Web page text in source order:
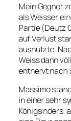
Mein Gegner
als Weisser
Partie (Deutz
auf Verlust
ausnutzte.
Weiss dann
entnervt nach
Massimo
in einer sehr
Königsinders,